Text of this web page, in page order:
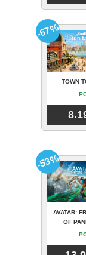
TOWN
-67%
AVATAR:
OF
-53%